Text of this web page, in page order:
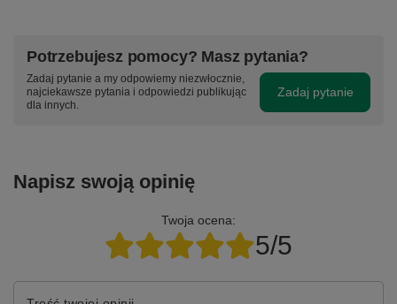
Potrzebujesz pomocy? Masz pytania?
Zadaj pytanie a my odpowiemy niezwłocznie,
najciekawsze pytania i odpowiedzi publikując
dla innych.
Zadaj pytanie
Napisz swoją opinię
Twoja ocena:
5/5